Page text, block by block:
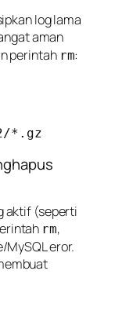
log lama
aman
perintah rm:
aktif (seperti
rm,
eror.